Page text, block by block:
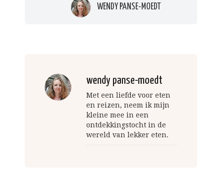
WENDY PANSE-MOEDT
wendy panse-moedt
Met een liefde voor eten
en reizen, neem ik mijn
kleine mee in een
ontdekkingstocht in de
wereld van lekker eten.